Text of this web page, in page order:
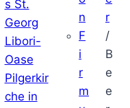
s St.
Georg
Libori-
Oase
Pilgerkir
che in
n
F
i
r
m
r
/
B
e
e